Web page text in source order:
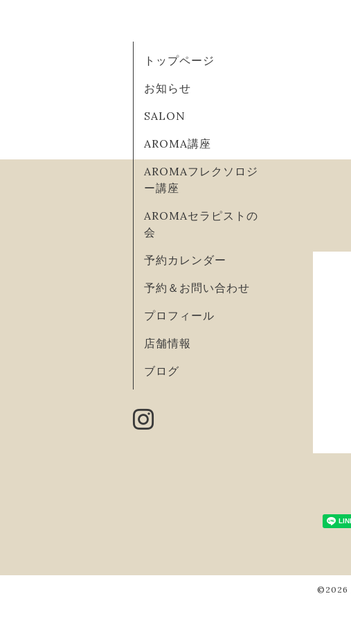
トップページ
お知らせ
SALON
AROMA講座
AROMAフレクソロジ
ー講座
AROMAセラピストの
会
予約カレンダー
予約＆お問い合わせ
プロフィール
店舗情報
ブログ
©2026